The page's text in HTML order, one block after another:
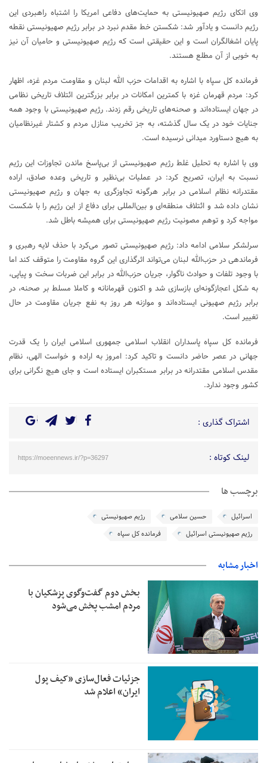
وی اتکای رژیم صهیونیستی به حمایت‌های دفاعی امریکا را اشتباه راهبردی این
رژیم دانست و یادآور شد: شکستن خط مقدم نبرد در برابر رژیم صهیونیستی نقطه
پایان اشغالگران است و این حقیقتی است که رژیم صهیونیستی و حامیان آن نیز
به خوبی از آن مطلع هستند.
فرمانده کل سپاه با اشاره به اقدامات حزب الله لبنان و مقاومت مردم غزه، اظهار
کرد: مردم قهرمان غزه با کمترین امکانات در برابر بزرگترین ائتلاف تاریخی نظامی
در جهان ایستاده‌اند و صحنه‌های تاریخی رقم زدند. رژیم صهیونیستی با وجود همه
جنایات خود در یک سال گذشته، به جز تخریب منازل مردم و کشتار غیرنظامیان
به هیچ دستاورد میدانی نرسیده است.
وی با اشاره به تحلیل غلط رژیم صهیونیستی از بی‌پاسخ ماندن تجاوزات این رژیم
نسبت به ایران، تصریح کرد: در عملیات بی‌نظیر و تاریخی وعده صادق، اراده
مقتدرانه نظام اسلامی در برابر هرگونه تجاوزگری به جهان و رژیم صهیونیستی
نشان داده شد و ائتلاف منطقه‌ای و بین‌المللی برای دفاع از این رژیم را با شکست
مواجه کرد و توهم مصونیت رژیم صهیونیستی برای همیشه باطل شد.
سرلشکر سلامی ادامه داد: رژیم صهیونیستی تصور می‌کرد با حذف لایه رهبری و
فرماندهی در حزب‌الله لبنان می‌تواند اثرگذاری این گروه مقاومت را متوقف کند اما
با وجود تلفات و حوادث ناگوار، جریان حزب‌الله در برابر این ضربات سخت و پیاپی،
به شکل اعجازگونه‌ای بازسازی شد و اکنون قهرمانانه و کاملا مسلط بر صحنه، در
برابر رژیم صهیونی ایستاده‌اند و موازنه هر روز به نفع جریان مقاومت در حال
تغییر است.
فرمانده کل سپاه پاسداران انقلاب اسلامی جمهوری اسلامی ایران را یک قدرت
جهانی در عصر حاضر دانست و تاکید کرد: امروز به اراده و خواست الهی، نظام
مقدس اسلامی مقتدرانه در برابر مستکبران ایستاده است و جای هیچ نگرانی برای
کشور وجود ندارد.
اشتراک گذاری :
لینک کوتاه : https://moeennews.ir/?p=36297
برچسب ها
اسرائیل حسین سلامی
رژیم صهیونیستی
رژیم صهیونیستی اسرائیل
فرمانده کل سپاه
اخبار مشابه
بخش دوم گفت‌وگوی پزشکیان با
مردم امشب پخش می‌شود
جزئیات فعال‌سازی «کیف پول
ایران» اعلام شد